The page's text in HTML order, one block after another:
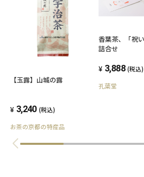
【玉露】山城の露
3,240 (税込)
お茶の京都の特産品
香葉茶、「祝
詰合せ
3,888 (税込)
孔葉堂